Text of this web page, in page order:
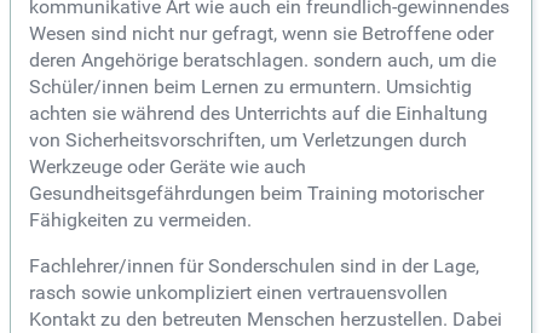
kommunikative Art wie auch ein freundlich-gewinnendes
Wesen sind nicht nur gefragt, wenn sie Betroffene oder
deren Angehörige beratschlagen. sondern auch, um die
Schüler/innen beim Lernen zu ermuntern. Umsichtig
achten sie während des Unterrichts auf die Einhaltung
von Sicherheitsvorschriften, um Verletzungen durch
Werkzeuge oder Geräte wie auch
Gesundheitsgefährdungen beim Training motorischer
Fähigkeiten zu vermeiden.
Fachlehrer/innen für Sonderschulen sind in der Lage,
rasch sowie unkompliziert einen vertrauensvollen
Kontakt zu den betreuten Menschen herzustellen. Dabei